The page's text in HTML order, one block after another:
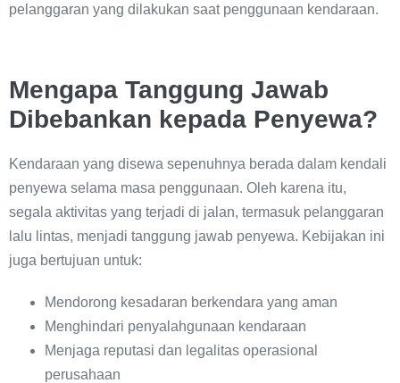
pelanggaran yang dilakukan saat penggunaan kendaraan.
Mengapa Tanggung Jawab
Dibebankan kepada Penyewa?
Kendaraan yang disewa sepenuhnya berada dalam kendali
penyewa selama masa penggunaan. Oleh karena itu,
segala aktivitas yang terjadi di jalan, termasuk pelanggaran
lalu lintas, menjadi tanggung jawab penyewa. Kebijakan ini
juga bertujuan untuk:
Mendorong kesadaran berkendara yang aman
Menghindari penyalahgunaan kendaraan
Menjaga reputasi dan legalitas operasional
perusahaan